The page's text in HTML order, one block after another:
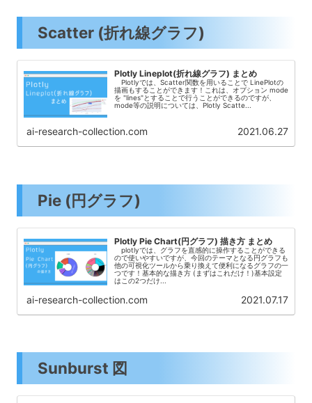
Scatter (折れ線グラフ)
Plotly Lineplot(折れ線グラフ) まとめ
Plotlyでは、Scatter関数を用いることで LinePlotの
描画もすることができます！これは、オプション mode
を "lines"とすることで行うことができるのですが、
mode等の説明については、Plotly Scatte...
ai-research-collection.com 2021.06.27
Pie (円グラフ)
Plotly Pie Chart(円グラフ) 描き方 まとめ
plotlyでは、グラフを直感的に操作することができる
ので使いやすいですが、今回のテーマとなる円グラフも
他の可視化ツールから乗り換えて便利になるグラフの一
つです！基本的な描き方 (まずはこれだけ！)基本設定
はこの2つだけ...
ai-research-collection.com 2021.07.17
Sunburst 図